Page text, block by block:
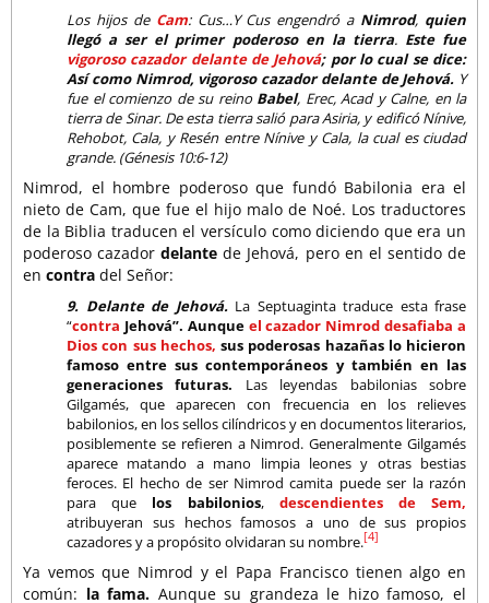
Los hijos de Cam: Cus…Y Cus engendró a Nimrod, quien
llegó a ser el primer poderoso en la tierra. Este fue
vigoroso cazador delante de Jehová; por lo cual se dice:
Así como Nimrod, vigoroso cazador delante de Jehová. Y
fue el comienzo de su reino Babel, Erec, Acad y Calne, en la
tierra de Sinar. De esta tierra salió para Asiria, y edificó Nínive,
Rehobot, Cala, y Resén entre Nínive y Cala, la cual es ciudad
grande. (Génesis 10:6-12)
Nimrod, el hombre poderoso que fundó Babilonia era el
nieto de Cam, que fue el hijo malo de Noé. Los traductores
de la Biblia traducen el versículo como diciendo que era un
poderoso cazadordelante de Jehová, pero en el sentido de
en contra del Señor:
9. Delante de Jehová.La Septuaginta traduce esta frase
“contra Jehová”. Aunque el cazador Nimrod desafiaba a
Dios con sus hechos, sus poderosas hazañas lo hicieron
famoso entre sus contemporáneos y también en las
generaciones futuras. Las leyendas babilonias sobre
Gilgamés, que aparecen con frecuencia en los relieves
babilonios, en los sellos cilíndricos y en documentos literarios,
posiblemente se refieren a Nimrod. Generalmente Gilgamés
aparece matando a mano limpia leones y otras bestias
feroces. El hecho de ser Nimrod camita puede ser la razón
para que los babilonios, descendientes de Sem,
atribuyeran sus hechos famosos a uno de sus propios
cazadores y a propósito olvidaran su nombre.[4]
Ya vemos que Nimrod y el Papa Francisco tienen algo en
común: la fama. Aunque su grandeza le hizo famoso, el